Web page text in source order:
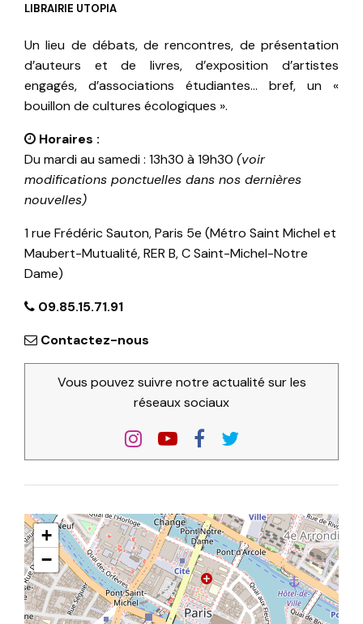
LIBRAIRIE UTOPIA
Un lieu de débats, de rencontres, de présentation
d’auteurs et de livres, d’exposition d’artistes
engagés, d’associations étudiantes… bref, un «
bouillon de cultures écologiques ».
Horaires :
Du mardi au samedi : 13h30 à 19h30 (voir
modifications ponctuelles dans nos dernières
nouvelles)
1 rue Frédéric Sauton, Paris 5e (Métro Saint Michel et
Maubert-Mutualité, RER B, C Saint-Michel-Notre
Dame)
09.85.15.71.91
Contactez-nous
Vous pouvez suivre notre actualité sur les
réseaux sociaux
+
−